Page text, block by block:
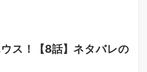
ス！【8話】ネタバレの